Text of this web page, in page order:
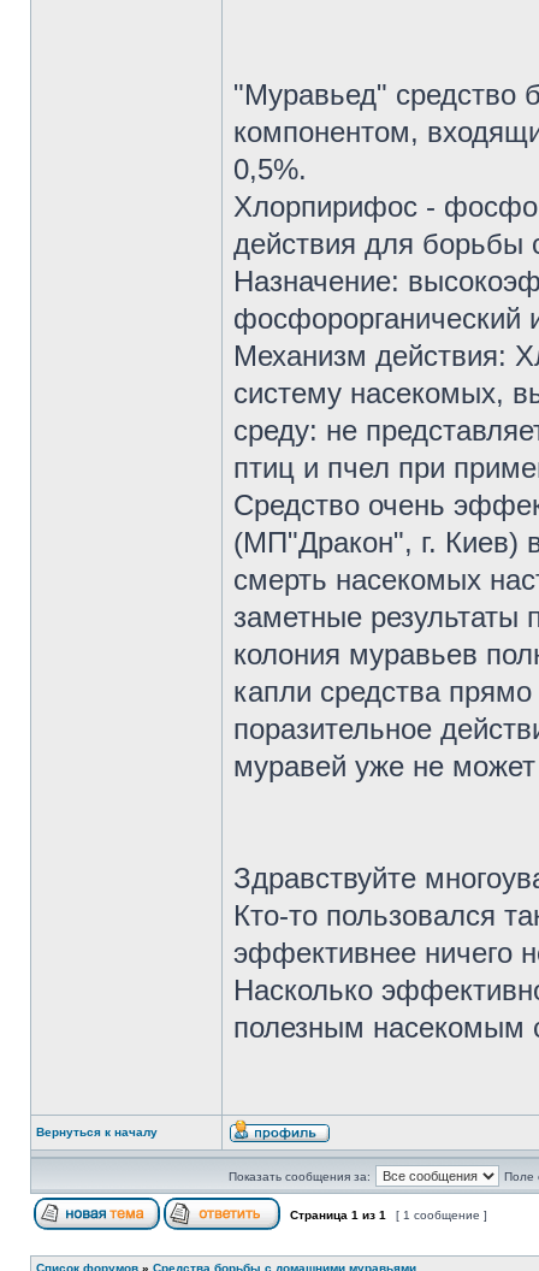
"Муравьед" средство
компонентом,
0,5%.
Хлорпирифос -
действия для
Назначение:
фосфорорганический
Механизм действия:
систему насекомых,
среду: не
птиц и пчел при
Средство очень
(МП"Дракон", г. Киев)
смерть насекомых
заметные результаты
колония муравьев
капли средства
поразительное
муравей уже не может
Здравствуйте
Кто-то пользовался
эффективнее ничего
Насколько
полезным насекомым
Вернуться к началу
Показать сообщения за: Поле
Страница 1 из 1 [ 1 сообщение ]
Список форумов » Средства борьбы с домашними муравьями